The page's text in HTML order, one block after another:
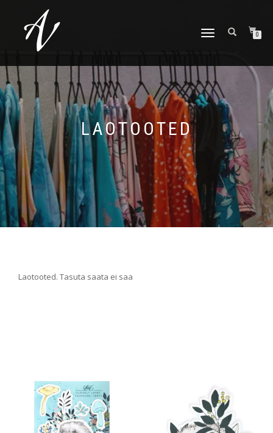
TOGGLE NAVIGATION0
LAOTOOTED
Laotooted. Tasuta saata ei saa